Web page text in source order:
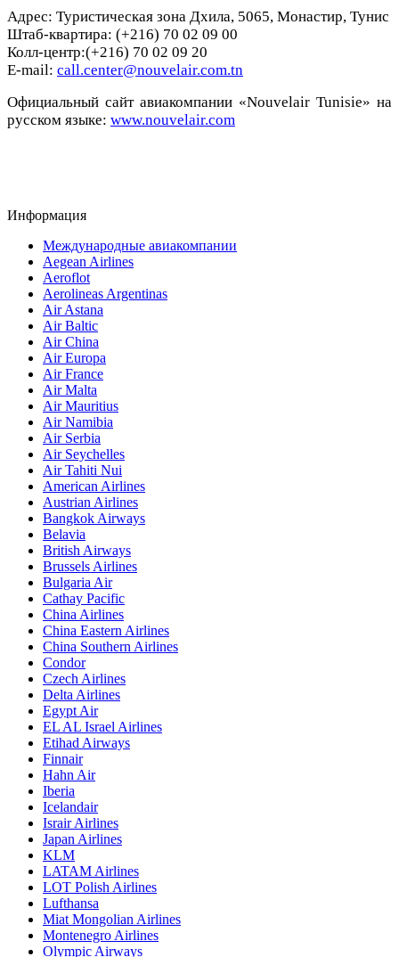
Адрес: Туристическая зона Дхила, 5065, Монастир, Тунис
Штаб-квартира: (+216) 70 02 09 00
Колл-центр:(+216) 70 02 09 20
E-mail: call.center@nouvelair.com.tn
Официальный сайт авиакомпании «Nouvelair Tunisie» на
русском языке: www.nouvelair.com
Информация
Международные авиакомпании
Aegean Airlines
Aeroflot
Aerolineas Argentinas
Air Astana
Air Baltic
Air China
Air Europa
Air France
Air Malta
Air Mauritius
Air Namibia
Air Serbia
Air Seychelles
Air Tahiti Nui
American Airlines
Austrian Airlines
Bangkok Airways
Belavia
British Airways
Brussels Airlines
Bulgaria Air
Cathay Pacific
China Airlines
China Eastern Airlines
China Southern Airlines
Condor
Czech Airlines
Delta Airlines
Egypt Air
EL AL Israel Airlines
Etihad Airways
Finnair
Hahn Air
Iberia
Icelandair
Israir Airlines
Japan Airlines
KLM
LATAM Airlines
LOT Polish Airlines
Lufthansa
Miat Mongolian Airlines
Montenegro Airlines
Olympic Airways